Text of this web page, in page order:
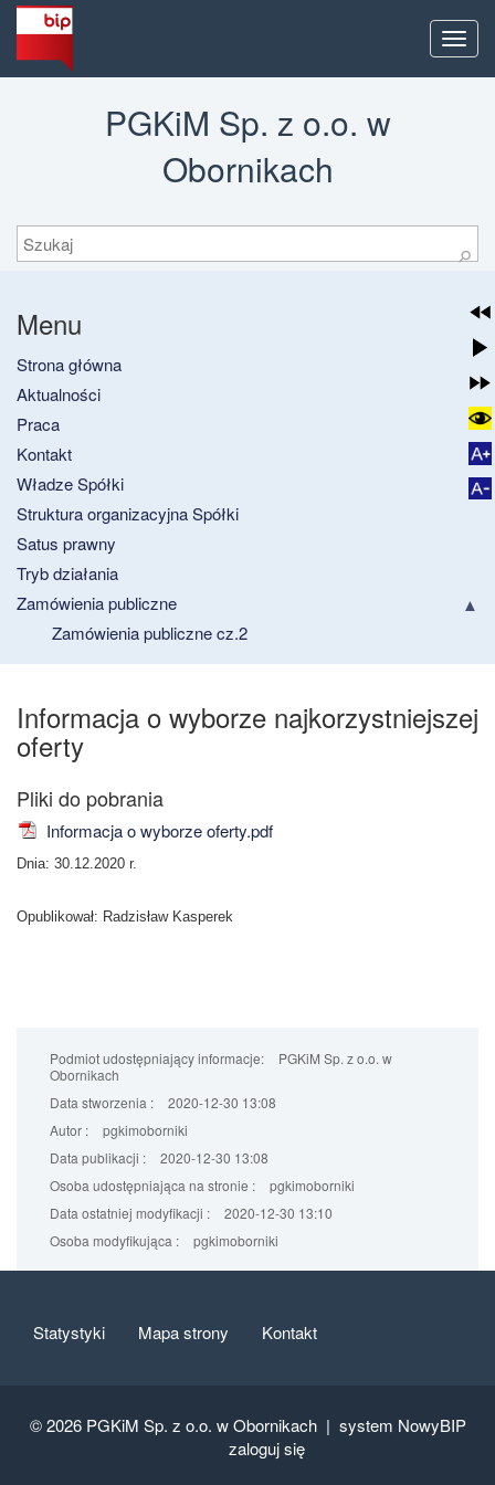
Menu
PGKiM Sp. z o.o. w
Obornikach
Szukaj
⚲
Menu
Strona główna
Aktualności
Praca
Kontakt
Władze Spółki
Struktura organizacyjna Spółki
Satus prawny
Tryb działania
Zamówienia publiczne
Zamówienia publiczne cz.2
Informacja o wyborze najkorzystniejszej
oferty
Informacja o wyborze oferty.pdf
Dnia: 30.12.2020 r.
Opublikował: Radzisław Kasperek
Podmiot udostępniający informacje:
PGKiM Sp. z o.o. w
Obornikach
Data stworzenia :
2020-12-30 13:08
Autor :
pgkimoborniki
Data publikacji :
2020-12-30 13:08
Osoba udostępniająca na stronie :
pgkimoborniki
Data ostatniej modyfikacji :
2020-12-30 13:10
Osoba modyfikująca :
pgkimoborniki
Statystyki Mapa strony Kontakt
© 2026 PGKiM Sp. z o.o. w Obornikach | system NowyBIP
zaloguj się